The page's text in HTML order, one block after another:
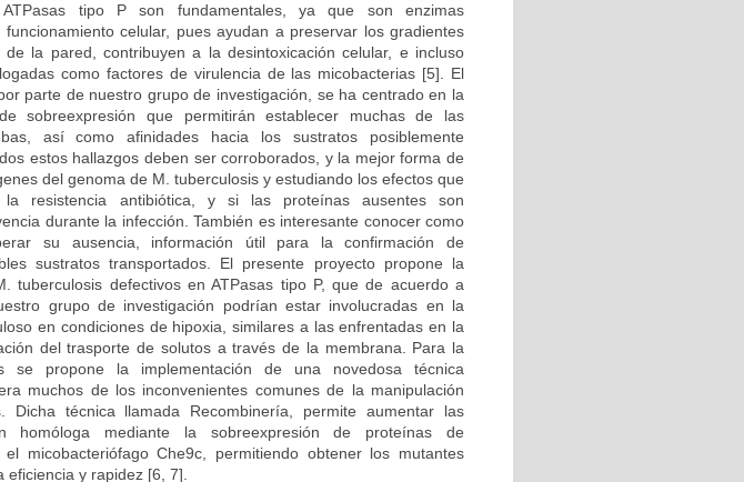
tipo P son fundamentales, ya que son enzimas
celular, pues ayudan a preservar los gradientes
la pared, contribuyen a la desintoxicación celular, e incluso
como factores de virulencia de las micobacterias [5]. El
parte de nuestro grupo de investigación, se ha centrado en la
sobreexpresión que permitirán establecer muchas de las
así como afinidades hacia los sustratos posiblemente
estos hallazgos deben ser corroborados, y la mejor forma de
del genoma de M. tuberculosis y estudiando los efectos que
resistencia antibiótica, y si las proteínas ausentes son
durante la infección. También es interesante conocer como
su ausencia, información útil para la confirmación de
sustratos transportados. El presente proyecto propone la
tuberculosis defectivos en ATPasas tipo P, que de acuerdo a
grupo de investigación podrían estar involucradas en la
en condiciones de hipoxia, similares a las enfrentadas en la
del trasporte de solutos a través de la membrana. Para la
se propone la implementación de una novedosa técnica
muchos de los inconvenientes comunes de la manipulación
Dicha técnica llamada Recombinería, permite aumentar las
homóloga mediante la sobreexpresión de proteínas de
micobacteriófago Che9c, permitiendo obtener los mutantes
y rapidez [6, 7].